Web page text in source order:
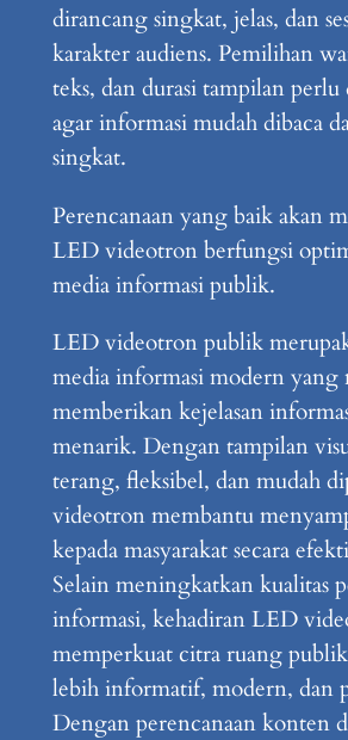
dirancang singkat, jelas, dan
karakter audiens. Pemilihan
teks, dan durasi tampilan
agar informasi mudah dibaca
singkat.
Perencanaan yang baik akan
LED videotron berfungsi
media informasi publik.
LED videotron publik
media informasi modern yang
memberikan kejelasan
menarik. Dengan tampilan
terang, fleksibel, dan mudah
videotron membantu
kepada masyarakat secara
Selain meningkatkan kualitas
informasi, kehadiran LED
memperkuat citra ruang
lebih informatif, modern, dan
Dengan perencanaan konten